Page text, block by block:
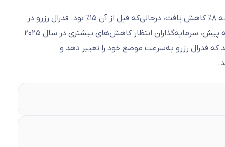
پس از این گزارش، احتمال کاهش نرخ بهره توسط فدرال رزرو در جلسه ماه مارس به ۸% کاهش یافت، درحالی‌که قبل از آن ۱۵% بود. فدرال رزرو در
چهار ماه پایانی سال ۲۰۲۴ نرخ بهره را ۱۰۰ واحد پایه کاهش داده بود و تا چند هفته پیش، سرمایه‌گذاران انتظار کاهش‌های بیشتری در سال ۲۰۲۵
که فدرال رزرو به‌سرعت موضع خود را تغییر دهد و